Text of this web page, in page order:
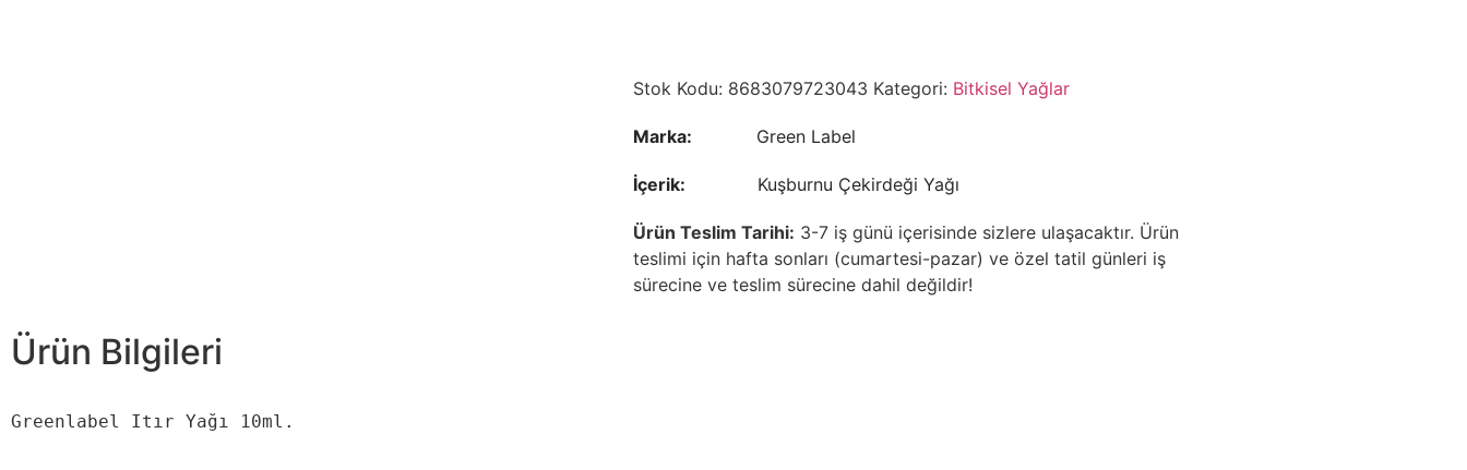
Stok Kodu: 8683079723043 Kategori: Bitkisel Yağlar
Marka: Green Label
İçerik: Kuşburnu Çekirdeği Yağı
Ürün Teslim Tarihi: 3-7 iş günü içerisinde sizlere ulaşacaktır. Ürün
teslimi için hafta sonları (cumartesi-pazar) ve özel tatil günleri iş
sürecine ve teslim sürecine dahil değildir!
Ürün Bilgileri
Greenlabel Itır Yağı 10ml.